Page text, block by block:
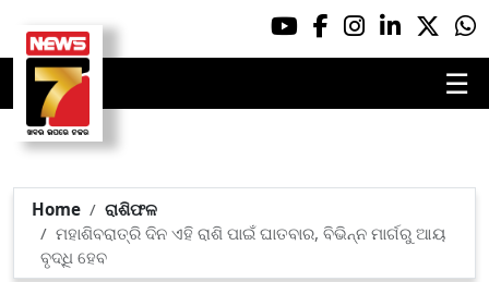
☰
Home
ରାଶିଫଳ
ମହାଶିବରାତ୍ରି ଦିନ ଏହି ରାଶି ପାଇଁ ଘାତବାର, ବିଭିନ୍ନ ମାର୍ଗରୁ ଆୟ
ବୃଦ୍ଧି ହେବ